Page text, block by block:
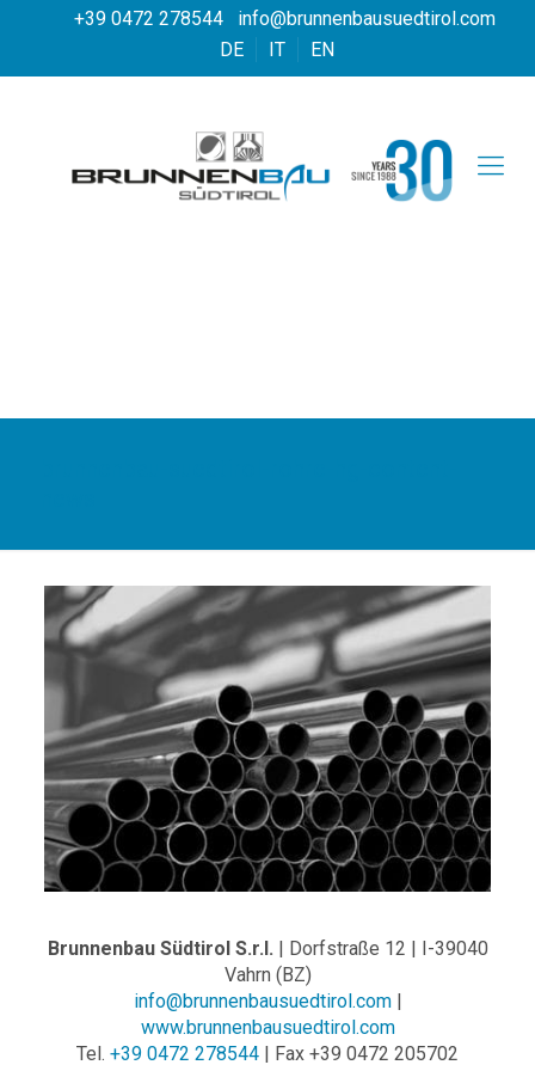
+39 0472 278544
info@brunnenbausuedtirol.com
DE
IT EN
Brunnenbau Südtirol S.r.l. | Dorfstraße 12 | I-39040
Vahrn (BZ)
info@brunnenbausuedtirol.com|
www.brunnenbausuedtirol.com
Tel. +39 0472 278544 | Fax +39 0472 205702